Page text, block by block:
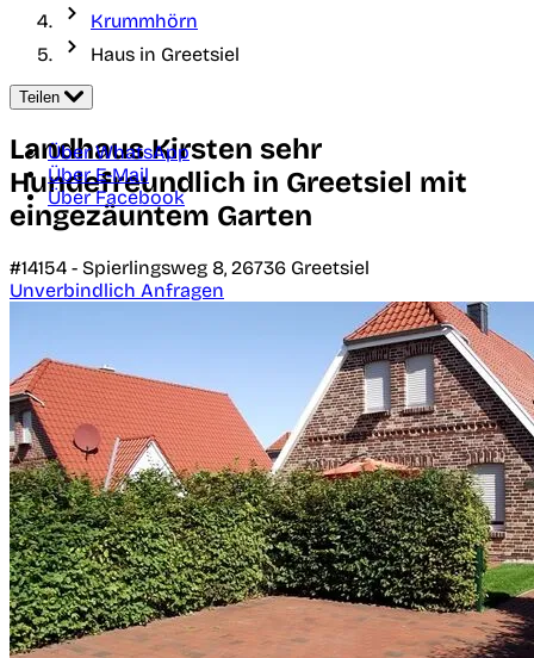
Krummhörn
Haus in Greetsiel
Teilen
Über WhatsApp
Über E-Mail
Über Facebook
Landhaus Kirsten sehr
Hundefreundlich in Greetsiel mit
eingezäuntem Garten
#14154 - Spierlingsweg 8, 26736 Greetsiel
Unverbindlich Anfragen